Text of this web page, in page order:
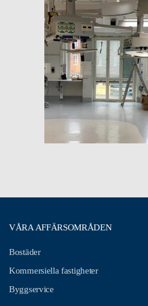
VÅRA AFFÄRSOMRÅDEN
Bostäder
Kommersiella fastigheter
Byggservice